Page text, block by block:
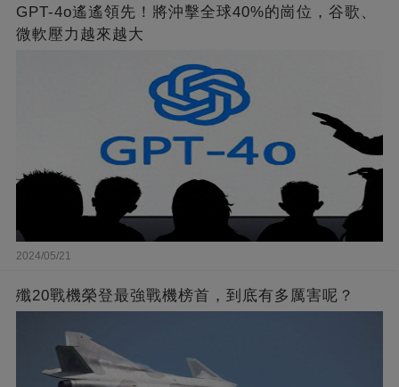
GPT-4o遙遙領先！將沖擊全球40%的崗位，谷歌、
微軟壓力越來越大
2024/05/21
殲20戰機榮登最強戰機榜首，到底有多厲害呢？